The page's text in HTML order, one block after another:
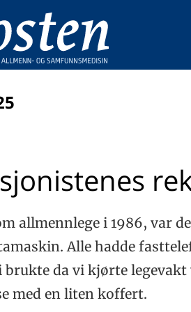
i byen
i et Europaperspektiv – krydret
syndrom – en klinisk oversikt
på soverommet?
allmennlege i 1986, var
Alle hadde
da vi kjørte
med en liten koffert.